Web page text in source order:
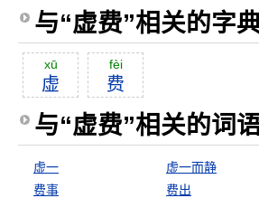
与“虚费”相关的字
xū
虚
fèi
费
与“虚费”相关的词
虚一 虚一而静
费事
费出